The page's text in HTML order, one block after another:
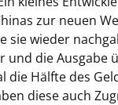
zur neuen
wieder
die Ausgabe
Hälfte des
diese auch